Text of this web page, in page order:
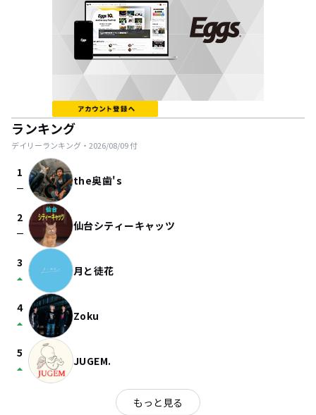
ランキング
デイリーランキング・ 2026/08/09付
1
check_indeterminate_small the奥歯's
2
check_indeterminate_small 仙台シティーキャッツ
3
arrow_drop_up 月と徒花
4
arrow_drop_up Zoku
5
arrow_drop_up JUGEM.
もっと見る